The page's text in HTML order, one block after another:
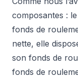
composantes :
fonds de
nette, elle
son fonds de
fonds de